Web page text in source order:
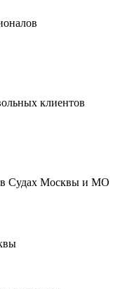
клиентов
в Судах Москвы и МО